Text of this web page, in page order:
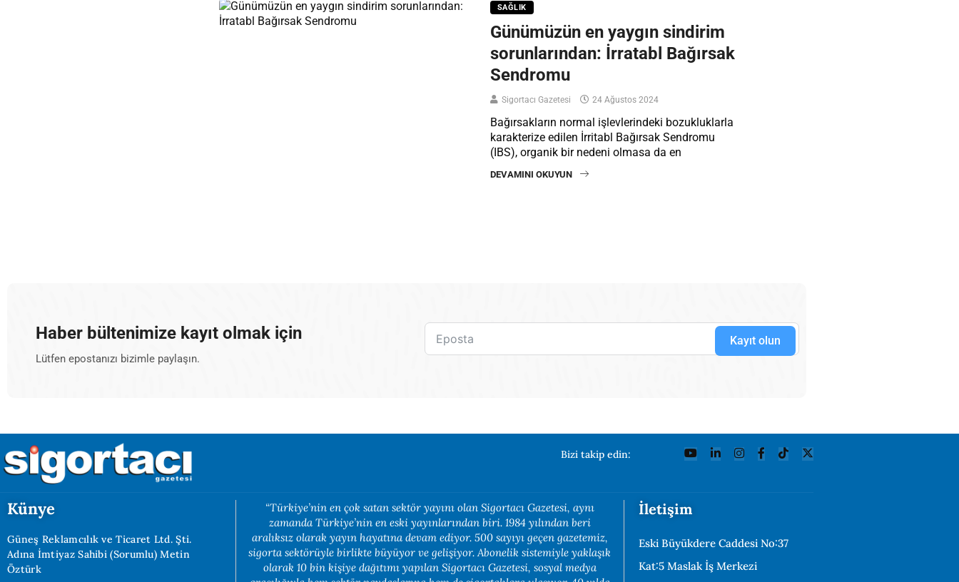
SAĞLIK
Günümüzün en yaygın sindirim
sorunlarından: İrratabl Bağırsak
Sendromu
Sigortacı Gazetesi 24 Ağustos 2024
Bağırsakların normal işlevlerindeki bozukluklarla
karakterize edilen İrritabl Bağırsak Sendromu
(IBS), organik bir nedeni olmasa da en
DEVAMINI OKUYUN
Haber bültenimize kayıt olmak için
Lütfen epostanızı bizimle paylaşın.
Kayıt olun
Bizi takip edin:
Künye
Güneş Reklamcılık ve Ticaret Ltd. Şti.
Adına İmtiyaz Sahibi (Sorumlu) Metin
Öztürk
“Türkiye’nin en çok satan sektör yayını olan Sigortacı Gazetesi, aynı
zamanda Türkiye’nin en eski yayınlarından biri. 1984 yılından beri
aralıksız olarak yayın hayatına devam ediyor. 500 sayıyı geçen gazetemiz,
sigorta sektörüyle birlikte büyüyor ve gelişiyor. Abonelik sistemiyle yaklaşık
olarak 10 bin kişiye dağıtımı yapılan Sigortacı Gazetesi, sosyal medya
İletişim
Eski Büyükdere Caddesi No:37
Kat:5 Maslak İş Merkezi